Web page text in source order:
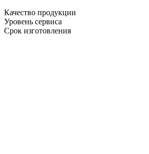
Качество продукции
Уровень сервиса
Срок изготовления